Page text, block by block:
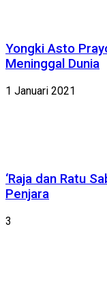
Yongki Asto
Meninggal Dunia
1 Januari 2021
‘Raja dan Ratu
Penjara
3